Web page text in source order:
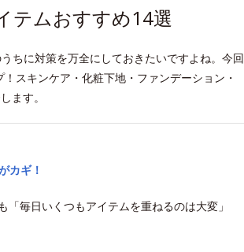
テムおすすめ14選
ちに対策を万全にしておきたいですよね。今回
スキンケア・化粧下地・ファンデーション・
ます。
カギ！
毎日いくつもアイテムを重ねるのは大変」